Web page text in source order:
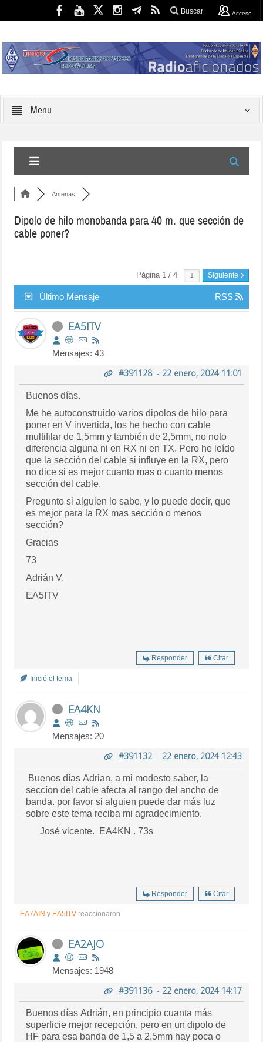
Buscar Acceso
Menu
Antenas
Dipolo de hilo monobanda para 40 m. que sección de
cable poner?
Página 1 / 4 Siguiente
Último Mensaje RSS
EA5ITV
Mensajes: 43
#391128- 22 enero, 2024 11:01
Buenos días.
Me he autoconstruido varios dipolos de hilo para
poner en V invertida, los he hecho con cable
multifilar de 1,5mm y también de 2,5mm, no noto
diferencia alguna ni en RX ni en TX. Pero he leído
que la sección del cable si influye en la RX, pero
no dice si es mejor cuanto mas o cuanto menos
sección del cable.
Pregunto si alguien lo sabe, y lo puede decir, que
es mejor para la RX mas sección o menos
sección?
Gracias
73
Adrián V.
EA5ITV
Responder Citar
Inició el tema
EA4KN
Mensajes: 20
#391132- 22 enero, 2024 12:43
Buenos días Adrian, a mi modesto saber, la
seccíon del cable afecta al rango del ancho de
banda. por favor si alguien puede dar más luz
sobre este tema reciba mi agradecimiento.
José vicente. EA4KN . 73s
Responder Citar
EA7AIN y EA5ITV reaccionaron
EA2AJO
Mensajes: 1948
#391136- 22 enero, 2024 14:17
Buenos días Adrián, en principio cuanta más
superficie mejor recepción, pero en un dipolo de
HF para esa banda de 1,5 a 2,5mm hay poca o